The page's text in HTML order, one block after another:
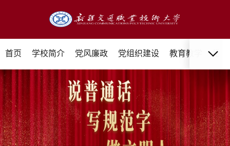
首页 学校简介 党风廉政 党组织建设 教育教学 招